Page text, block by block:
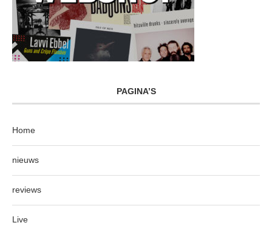
PAGINA’S
Home
nieuws
reviews
Live